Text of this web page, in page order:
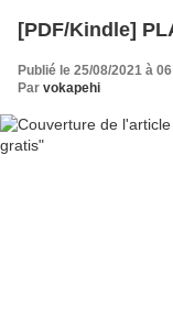
[PDF/Kindle]
Publié le 25/08/2021 à
Par vokapehi